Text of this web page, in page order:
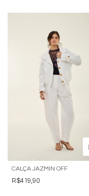
CALÇA JAZMIN OFF
R$419,90